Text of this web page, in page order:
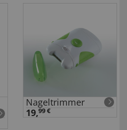
Nageltrimmer
19,99 €